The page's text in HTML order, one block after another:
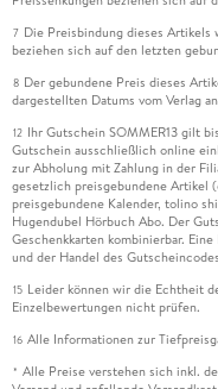
7 Die Preisbindung dieses Artikels
beziehen sich auf den letzten
8 Der gebundene Preis dieses
dargestellten Datums vom Verlag
12 Ihr Gutschein SOMMER13 gilt
Gutschein ausschließlich online
zur Abholung mit Zahlung in der
gesetzlich preisgebundene Artikel
preisgebundene Kalender, tolino
Hugendubel Hörbuch Abo. Der
Geschenkkarten kombinierbar.
und der Handel des
15 Leider können wir die Echtheit
Einzelbewertungen nicht prüfen.
16 Alle Informationen zur
* Alle Preise verstehen sich inkl.